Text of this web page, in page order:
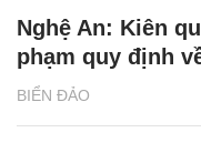
BIỂN ĐẢO
Nghệ An: Kiên
phạm quy định